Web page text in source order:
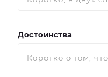
Достоинства